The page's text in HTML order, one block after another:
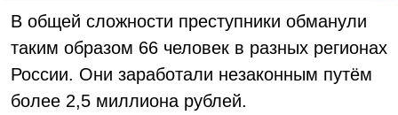
В общей сложности преступники обманули
таким образом 66 человек в разных регионах
России. Они заработали незаконным путём
более 2,5 миллиона рублей.